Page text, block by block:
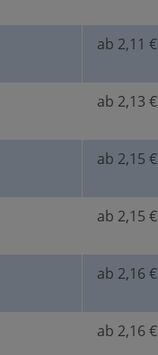
ab 2,11 €
ab 2,13 €
ab 2,15 €
ab 2,15 €
ab 2,16 €
ab 2,16 €